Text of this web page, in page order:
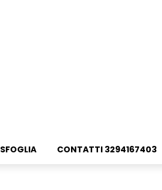
SFOGLIA CONTATTI 3294167403